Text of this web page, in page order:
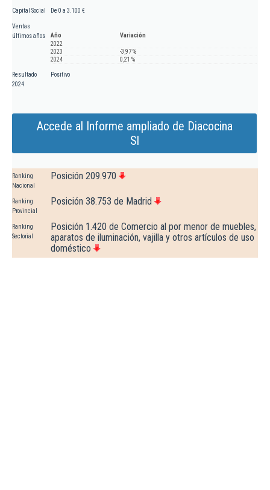
Capital Social De 0 a 3.100 €
Ventas
últimos años
Año
Variación
2022
2023
-3,97 %
2024
0,21 %
Resultado
2024
Positivo
Accede al Informe ampliado de Diacocina
Sl
Ranking
Nacional
Posición 209.970
Ranking
Provincial
Posición 38.753 de Madrid
Ranking
Sectorial
Posición 1.420 de Comercio al por menor de muebles,
aparatos de iluminación, vajilla y otros artículos de uso
doméstico